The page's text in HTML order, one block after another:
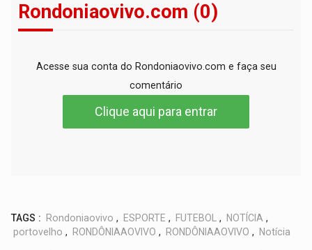
Rondoniaovivo.com (0)
Acesse sua conta do Rondoniaovivo.com e faça seu
comentário
Clique aqui para entrar
TAGS : Rondoniaovivo , ESPORTE , FUTEBOL , NOTÍCIA ,
portovelho , RONDÔNIAAOVIVO , RONDÔNIAAOVIVO , Notícia